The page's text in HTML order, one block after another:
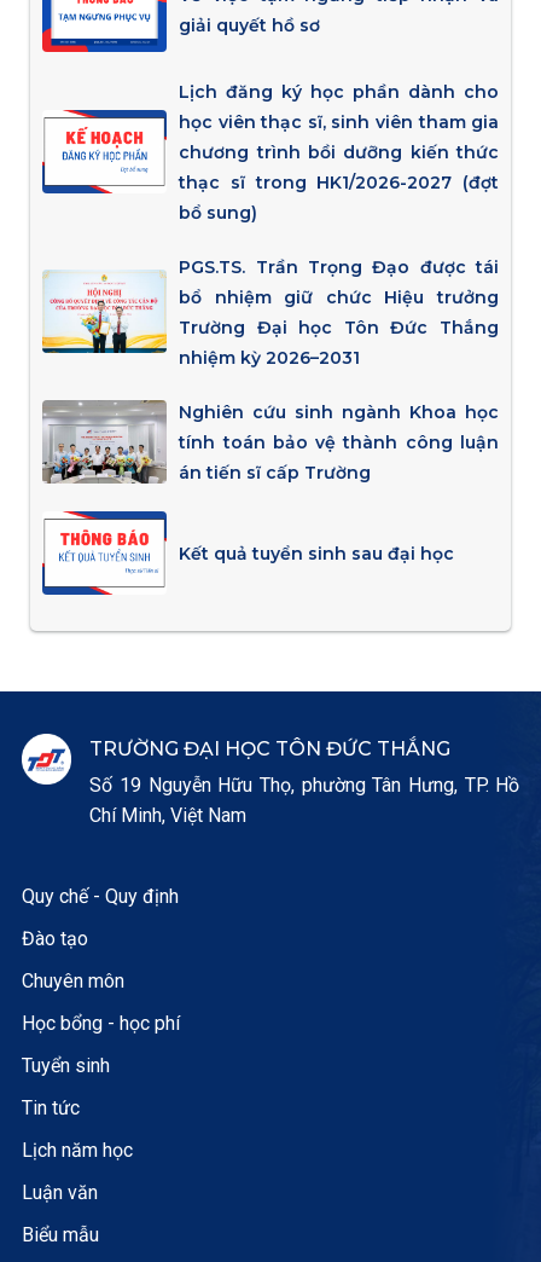
giải quyết hồ sơ
Lịch đăng ký học phần dành cho
học viên thạc sĩ, sinh viên tham gia
chương trình bồi dưỡng kiến thức
thạc sĩ trong HK1/2026-2027 (đợt
bổ sung)
PGS.TS. Trần Trọng Đạo được tái
bổ nhiệm giữ chức Hiệu trưởng
Trường Đại học Tôn Đức Thắng
nhiệm kỳ 2026–2031
Nghiên cứu sinh ngành Khoa học
tính toán bảo vệ thành công luận
án tiến sĩ cấp Trường
Kết quả tuyển sinh sau đại học
TRƯỜNG ĐẠI HỌC TÔN ĐỨC THẮNG
Số 19 Nguyễn Hữu Thọ, phường Tân Hưng, TP. Hồ
Chí Minh, Việt Nam
Quy chế - Quy định
Đào tạo
Chuyên môn
Học bổng - học phí
Tuyển sinh
Tin tức
Lịch năm học
Luận văn
Biểu mẫu